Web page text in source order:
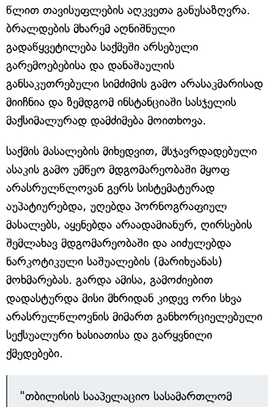
წლით თავისუფლების აღკვეთა განუსაზღვრა.
ბრალდების მხარემ აღნიშნული
გადაწყვეტილება საქმეში არსებული
გარემოებებისა და დანაშაულის
განსაკუთრებული სიმძიმის გამო არასაკმარისად
მიიჩნია და ზემდგომ ინსტანციაში სასჯელის
მაქსიმალურად დამძიმება მოითხოვა.
საქმის მასალების მიხედვით, მსჯავრდადებული
ასაკის გამო უმწეო მდგომარეობაში მყოფ
არასრულწლოვან გერს სისტემატურად
აუპატიურებდა, უღებდა პორნოგრაფიულ
მასალებს, აყენებდა არაადამიანურ, ღირსების
შემლახავ მდგომარეობაში და აიძულებდა
ნარკოტიკული საშუალების (მარიხუანას)
მოხმარებას. გარდა ამისა, გამოძიებით
დადასტურდა მისი მხრიდან კიდევ ორი სხვა
არასრულწლოვნის მიმართ განხორციელებული
სექსუალური ხასიათისა და გარყვნილი
ქმედებები.
"თბილისის სააპელაციო სასამართლომ